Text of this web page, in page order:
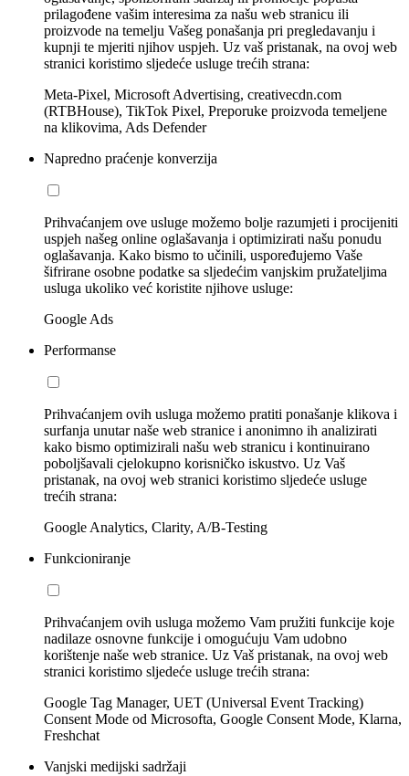
prilagođene vašim interesima za našu web stranicu ili
proizvode na temelju Vašeg ponašanja pri pregledavanju i
kupnji te mjeriti njihov uspjeh. Uz vaš pristanak, na ovoj web
stranici koristimo sljedeće usluge trećih strana:
Meta-Pixel, Microsoft Advertising, creativecdn.com
(RTBHouse), TikTok Pixel, Preporuke proizvoda temeljene
na klikovima, Ads Defender
Napredno praćenje konverzija
Prihvaćanjem ove usluge možemo bolje razumjeti i procijeniti
uspjeh našeg online oglašavanja i optimizirati našu ponudu
oglašavanja. Kako bismo to učinili, uspoređujemo Vaše
šifrirane osobne podatke sa sljedećim vanjskim pružateljima
usluga ukoliko već koristite njihove usluge:
Google Ads
Performanse
Prihvaćanjem ovih usluga možemo pratiti ponašanje klikova i
surfanja unutar naše web stranice i anonimno ih analizirati
kako bismo optimizirali našu web stranicu i kontinuirano
poboljšavali cjelokupno korisničko iskustvo. Uz Vaš
pristanak, na ovoj web stranici koristimo sljedeće usluge
trećih strana:
Google Analytics, Clarity, A/B-Testing
Funkcioniranje
Prihvaćanjem ovih usluga možemo Vam pružiti funkcije koje
nadilaze osnovne funkcije i omogućuju Vam udobno
korištenje naše web stranice. Uz Vaš pristanak, na ovoj web
stranici koristimo sljedeće usluge trećih strana:
Google Tag Manager, UET (Universal Event Tracking)
Consent Mode od Microsofta, Google Consent Mode, Klarna,
Freshchat
Vanjski medijski sadržaji